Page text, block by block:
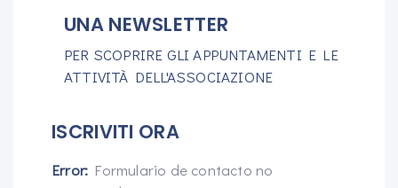
UNA NEWSLETTER
PER SCOPRIRE GLI APPUNTAMENTI E LE
ATTIVITÀ DELL'ASSOCIAZIONE
ISCRIVITI ORA
Error: Formulario de contacto no